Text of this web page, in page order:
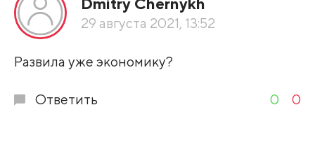
29 августа 2021, 13:52
Развила уже экономику?
Ответить 0 0